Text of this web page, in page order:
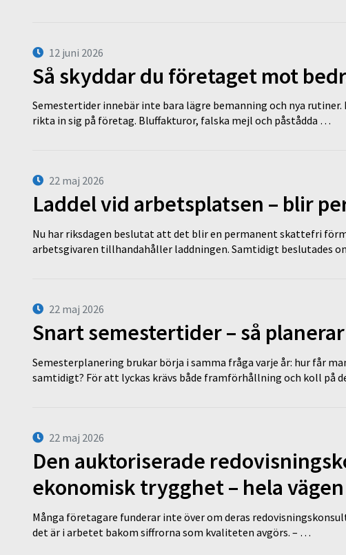
12 juni 2026
Så skyddar du företaget mot
Semestertider innebär inte bara lägre bemanning och nya rutiner.
rikta in sig på företag. Bluffakturor, falska mejl och påstådda …
22 maj 2026
Laddel vid arbetsplatsen – blir
Nu har riksdagen beslutat att det blir en permanent skattefri
arbetsgivaren tillhandahåller laddningen. Samtidigt beslutades
22 maj 2026
Snart semestertider – så
Semesterplanering brukar börja i samma fråga varje år: hur får
samtidigt? För att lyckas krävs både framförhållning och koll på
22 maj 2026
Den auktoriserade
ekonomisk trygghet – hela vägen
Många företagare funderar inte över om deras
det är i arbetet bakom siffrorna som kvaliteten avgörs. – …